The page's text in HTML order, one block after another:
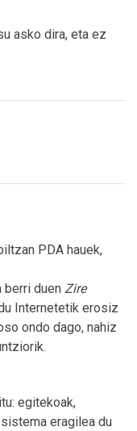
asko dira, eta ez
PDA hauek,
berri duen Zire
Internetetik erosiz
ondo dago, nahiz
egitekoak,
eragilea du